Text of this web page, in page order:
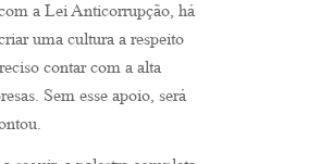
a Lei Anticorrupção, há
uma cultura a respeito
contar com a alta
Sem esse apoio, será